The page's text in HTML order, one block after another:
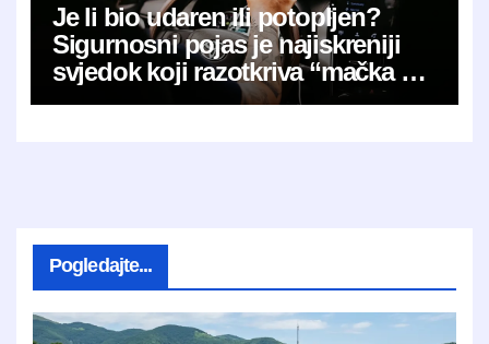
Je li bio udaren ili potopljen?
Sigurnosni pojas je najiskreniji
svjedok koji razotkriva “mačka u
vreći”
Pogledajte...